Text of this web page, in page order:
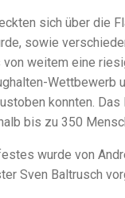
sich über die
sowie
weitem eine
konnten.
bis zu 350
wurde von
Sven Baltrusch